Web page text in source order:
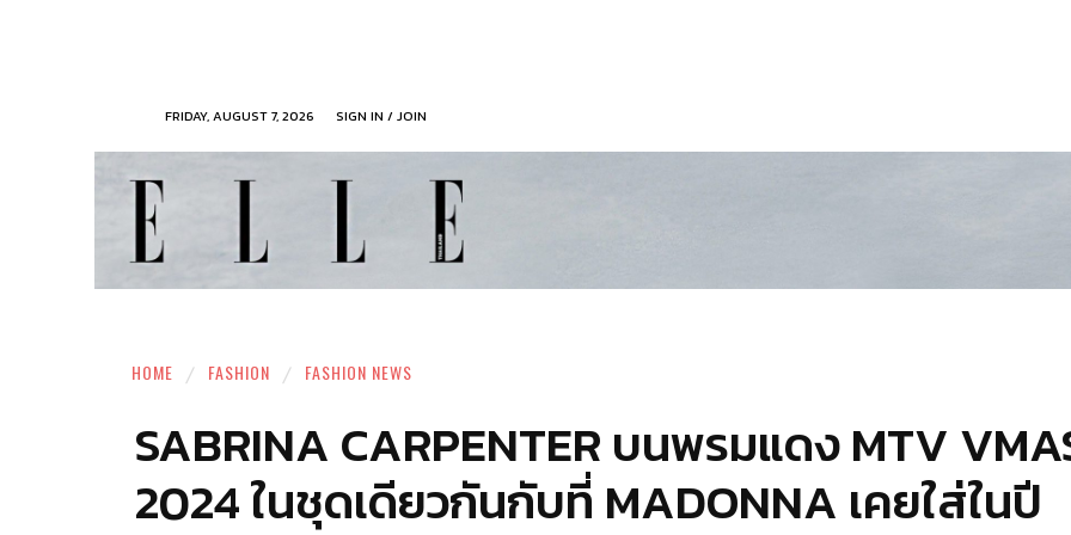
FRIDAY, AUGUST 7, 2026 SIGN IN / JOIN
HOME FASHION FASHION NEWS
SABRINA CARPENTER บนพรมแดง MTV
2024 ในชุดเดียวกันกับที่ MADONNA เคยใส่ในปี